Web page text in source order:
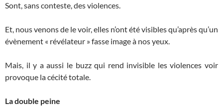
Sont, sans conteste, des violences.
Et, nous venons de le voir, elles n’ont été visibles qu’après qu’un
évènement « révélateur » fasse image à nos yeux.
Mais, il y a aussi le buzz qui rend invisible les violences voir
provoque la cécité totale.
La double peine